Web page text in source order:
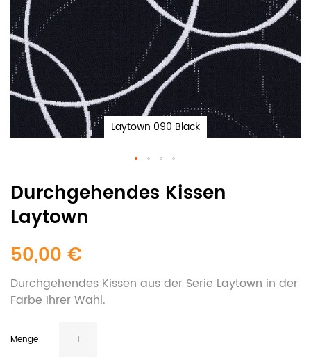
Durchgehendes Kissen
Laytown
50,00 €
Durchgehendes Kissen aus der Serie Laytown in der
Farbe Ihrer Wahl.
Menge
Laytown 090 Black